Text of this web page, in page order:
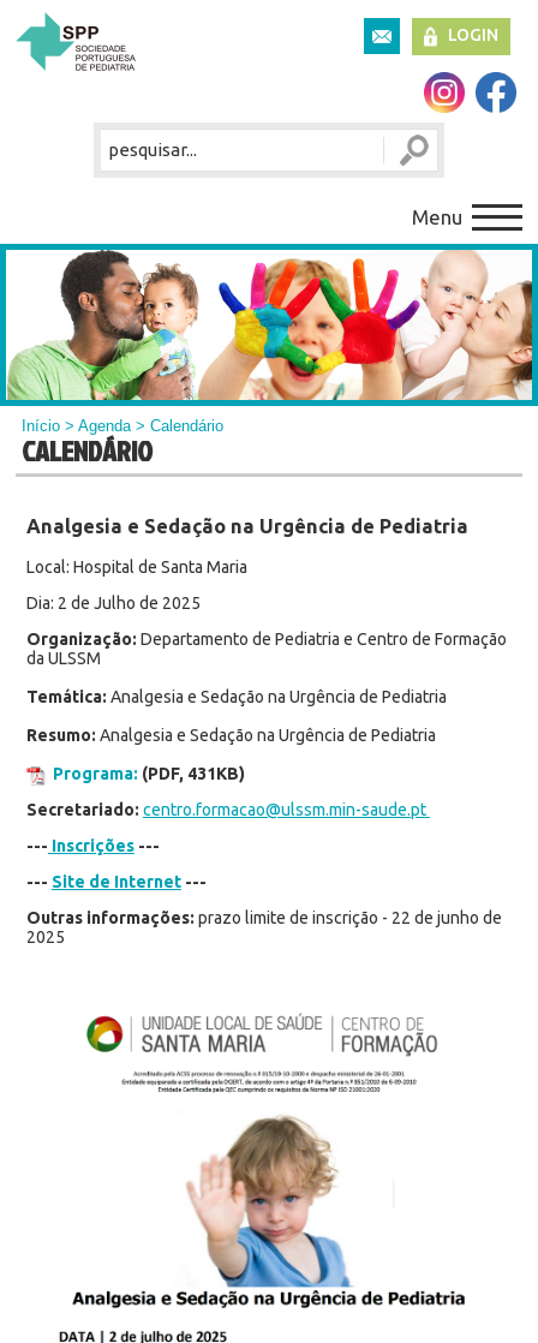
LOGIN
Menu
Início >Agenda> Calendário
CALENDÁRIO
Analgesia e Sedação na Urgência de Pediatria
Local: Hospital de Santa Maria
Dia: 2 de Julho de 2025
Organização: Departamento de Pediatria e Centro de Formação
da ULSSM
Temática: Analgesia e Sedação na Urgência de Pediatria
Resumo: Analgesia e Sedação na Urgência de Pediatria
Programa: (PDF, 431KB)
Secretariado: centro.formacao@ulssm.min-saude.pt
--- Inscrições---
--- Site de Internet---
Outras informações: prazo limite de inscrição - 22 de junho de
2025